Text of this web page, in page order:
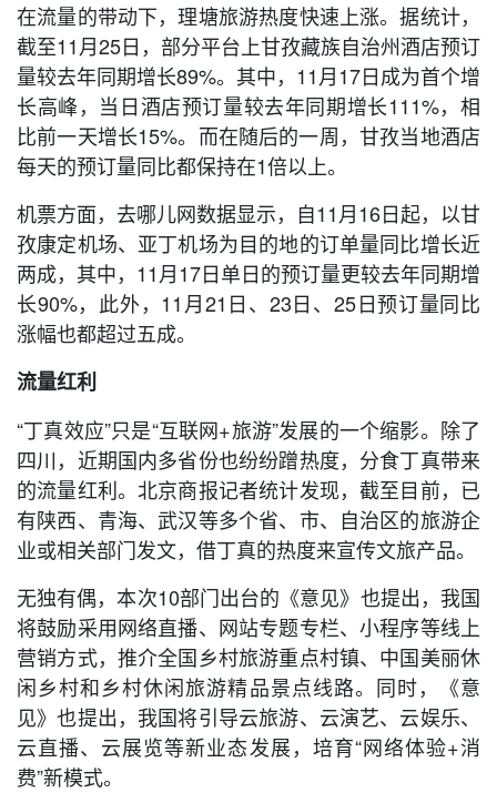
在流量的带动下，理塘旅游热度快速上涨。据统计，
截至11月25日，部分平台上甘孜藏族自治州酒店预订
量较去年同期增长89%。其中，11月17日成为首个增
长高峰，当日酒店预订量较去年同期增长111%，相
比前一天增长15%。而在随后的一周，甘孜当地酒店
每天的预订量同比都保持在1倍以上。
机票方面，去哪儿网数据显示，自11月16日起，以甘
孜康定机场、亚丁机场为目的地的订单量同比增长近
两成，其中，11月17日单日的预订量更较去年同期增
长90%，此外，11月21日、23日、25日预订量同比
涨幅也都超过五成。
流量红利
“丁真效应”只是“互联网+旅游”发展的一个缩影。除了
四川，近期国内多省份也纷纷蹭热度，分食丁真带来
的流量红利。北京商报记者统计发现，截至目前，已
有陕西、青海、武汉等多个省、市、自治区的旅游企
业或相关部门发文，借丁真的热度来宣传文旅产品。
无独有偶，本次10部门出台的《意见》也提出，我国
将鼓励采用网络直播、网站专题专栏、小程序等线上
营销方式，推介全国乡村旅游重点村镇、中国美丽休
闲乡村和乡村休闲旅游精品景点线路。同时，《意
见》也提出，我国将引导云旅游、云演艺、云娱乐、
云直播、云展览等新业态发展，培育“网络体验+消
费”新模式。